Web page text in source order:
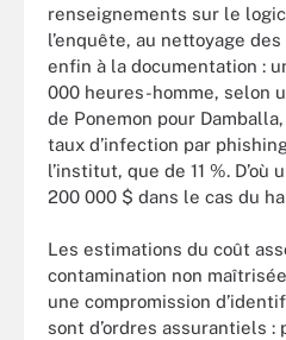
renseignements sur le
l’enquête, au nettoyage
enfin à la documentation :
000 heures-homme, selon
de Ponemon pour
taux d’infection par
l’institut, que de 11 %.
200 000 $ dans le cas du
Les estimations du coût
contamination non
une compromission
sont d’ordres assurantiels :